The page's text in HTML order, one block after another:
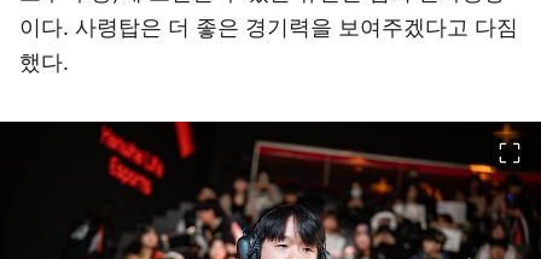
이다. 사령탑은 더 좋은 경기력을 보여주겠다고 다짐
했다.